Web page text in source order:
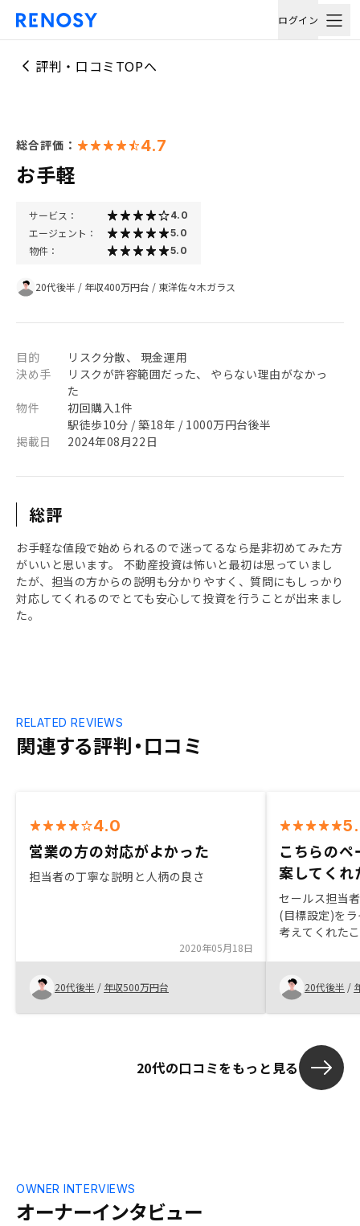
ログイン
評判・口コミTOPへ
総合評価： 4.7
お手軽
サービス： 4.0
エージェント： 5.0
物件： 5.0
20代後半 / 年収400万円台 / 東洋佐々木ガラス
目的
リスク分散、 現金運用
決め手
リスクが許容範囲だった、 やらない理由がなかっ
た
物件
初回購入1件
駅徒歩10分 / 築18年 / 1000万円台後半
掲載日
2024年08月22日
総評
お手軽な値段で始められるので迷ってるなら是非初めてみた方
がいいと思います。 不動産投資は怖いと最初は思っていまし
たが、担当の方からの説明も分かりやすく、質問にもしっかり
対応してくれるのでとても安心して投資を行うことが出来まし
た。
関連する評判・口コミ
RELATED REVIEWS
4.0
営業の方の対応がよかった
担当者の丁寧な説明と人柄の良さ
2020年05月18日
20代後半 / 年収500万円台
こちらの
案してくれ
セールス担当
(目標設定)を
考えてくれた
ない)、不動産
トの説明、複
たせてくれま
立地性に長け
に良かったで
した。購入後
ど)の案内、
20代後半 /
20代の口コミをもっと見る
オーナーインタビュー
OWNER INTERVIEWS